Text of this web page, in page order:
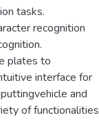
tasks.
recognition
plates to
interface for
and
of functionalities